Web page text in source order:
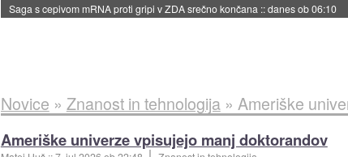
BMW v vozilih začel predvajati reklame::danes ob 06:09
Novice » Znanost in tehnologija» Ameriške
Ameriške univerze vpisujejo manj doktorandov